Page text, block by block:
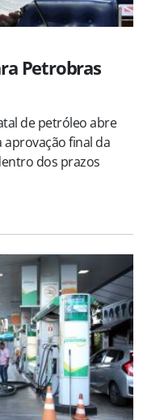
Petrobras
de petróleo abre
aprovação final da
dos prazos